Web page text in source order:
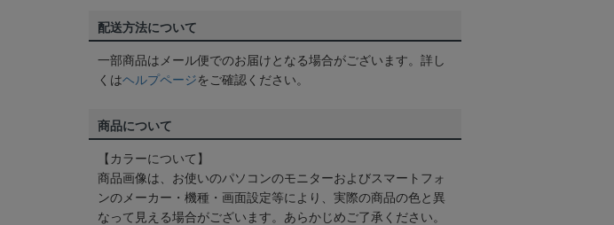
配送方法について
一部商品はメール便でのお届けとなる場合がございます。詳し
くはヘルプページをご確認ください。
商品について
【カラーについて】
商品画像は、お使いのパソコンのモニターおよびスマートフォ
ンのメーカー・機種・画面設定等により、実際の商品の色と異
なって見える場合がございます。あらかじめご了承ください。